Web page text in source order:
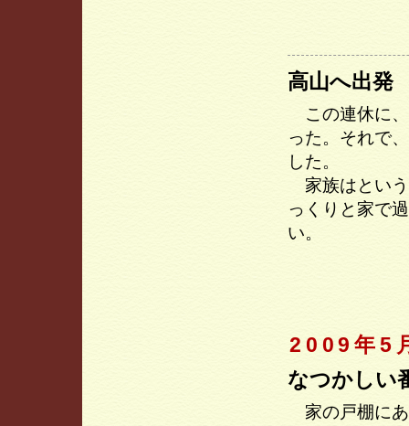
高山へ出発
この連休に、
った。それで
した。
家族はという
っくりと家で
い。
2009年5
なつかしい
家の戸棚にあ